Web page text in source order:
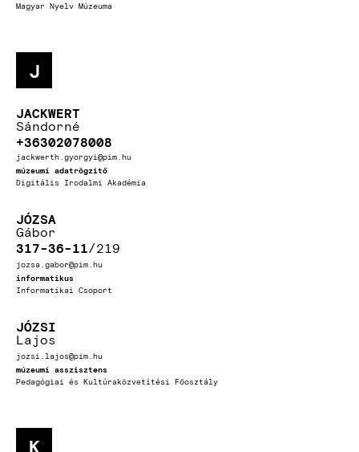
Magyar Nyelv Múzeuma
J
JACKWERT
Sándorné
+36302078008
jackwerth.gyorgyi@pim.hu
múzeumi adatrögzitő
Digitális Irodalmi Akadémia
JÓZSA
Gábor
317-36-11 219
jozsa.gabor@pim.hu
informatikus
Informatikai Csoport
JÓZSI
Lajos
jozsi.lajos@pim.hu
múzeumi asszisztens
Pedagógiai és Kultúraközvetítési Főosztály
K